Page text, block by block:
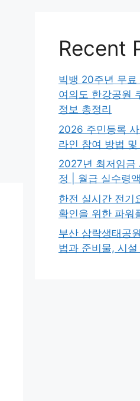
Recent
빅뱅 20주년 무료
여의도 한강공원
정보 총정리
2026 주민등록
라인 참여 방법
2027년 최저임
정 | 월급 실수령
한전 실시간 전기
확인을 위한 파워
부산 삼락생태공
법과 준비물, 시설